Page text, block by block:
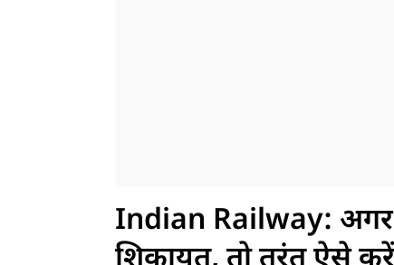
Indian Railway: